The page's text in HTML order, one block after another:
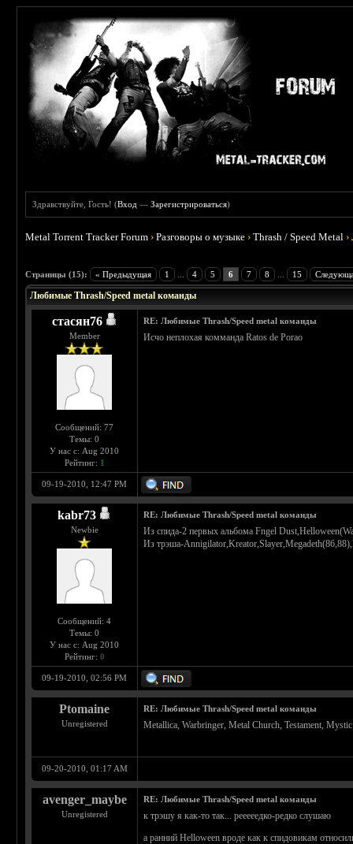
Здравствуйте, Гость! (Вход —Зарегистрироваться)
Metal Torrent Tracker Forum ›Разговоры о музыке ›Thrash / Speed Metal ›
Страницы (15): « Предыдущая 1 4 5 6 7 8 15
Любимые Thrash/Speed metal команды
стасян76
Member
Сообщений: 77
Темы: 0
У нас с: Aug 2010
Рейтинг: 1
RE: Любимые Thrash/Speed metal команды
Исчо неплохая комманда Ratos de Porao
09-19-2010, 12:47 PM
kabr73
Newbie
Сообщений: 4
Темы: 0
У нас с: Aug 2010
Рейтинг: 0
RE: Любимые Thrash/Speed metal команды
Из спида-2 первых альбома Fngel
Из трэша-
09-19-2010, 02:56 PM
Ptomaine
Unregistered
RE: Любимые Thrash/Speed metal команды
Metallica, Warbringer, Metal Church, Testament,
09-20-2010, 01:17 AM
avenger_maybe
Unregistered
RE: Любимые Thrash/Speed metal команды
к трэшу я как-то так... рееееедко-редко слушаю
а ранний Helloween вроде как к спидовикам